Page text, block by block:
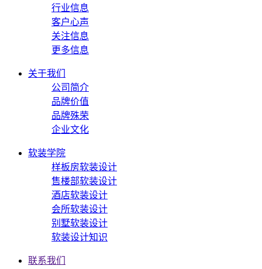
行业信息
客户心声
关注信息
更多信息
关于我们
公司简介
品牌价值
品牌殊荣
企业文化
软装学院
样板房软装设计
售楼部软装设计
酒店软装设计
会所软装设计
别墅软装设计
软装设计知识
联系我们